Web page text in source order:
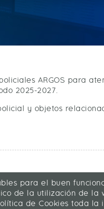
ARGOS para
2025-2027.
y objetos
para el buen
de la utilización de la
de Cookies toda